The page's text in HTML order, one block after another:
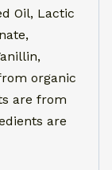
Oil, Lactic
organic
are from
are